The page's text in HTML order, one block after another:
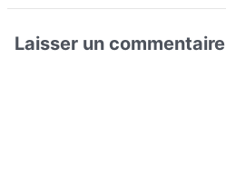
Laisser un commentaire